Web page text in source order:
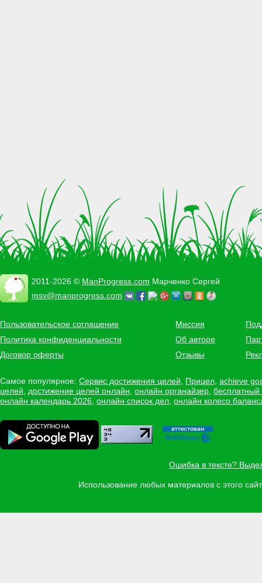
2011-2026 © ManProgress.com Марченко Сергей
msv@manprogress.com
Пользовательское соглашение
Политика конфиденциальности
Договор оферты
Миссия
Об авторе
Отзывы
Самое популярное: Сервис достижения целей Прицел achieve
целей
достижение целей онлайн онлайн органайзер
онлайн календарь 2026 онлайн список дел онлайн колесо
Ошибка в тексте?
Использование любых материалов с этого